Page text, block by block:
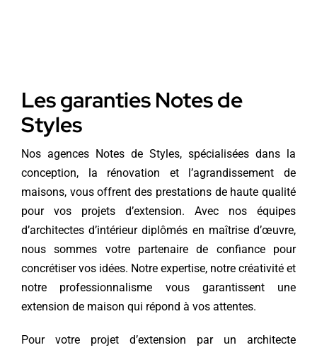
Les garanties Notes de
Styles
Nos agences Notes de Styles, spécialisées dans la
conception, la rénovation et l’agrandissement de
maisons, vous offrent des prestations de haute qualité
pour vos projets d’extension. Avec nos équipes
d’architectes d’intérieur diplômés en maîtrise d’œuvre,
nous sommes votre partenaire de confiance pour
concrétiser vos idées. Notre expertise, notre créativité et
notre professionnalisme vous garantissent une
extension de maison qui répond à vos attentes.
Pour votre projet d’extension par un architecte